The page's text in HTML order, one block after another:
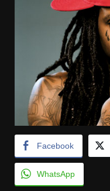
Facebook
WhatsApp